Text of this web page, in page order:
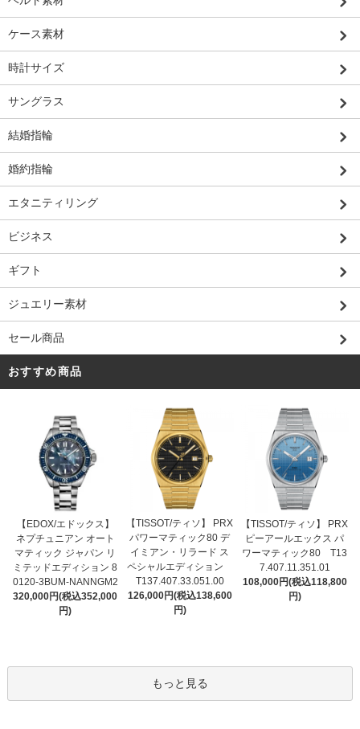
ケース素材
時計サイズ
サングラス
結婚指輪
婚約指輪
エタニティリング
ビジネス
ギフト
ジュエリー素材
セール商品
おすすめ商品
【EDOX/エドックス】
ネプチュニアン オート
マティック ジャパン リ
ミテッドエディション 8
0120-3BUM-NANNGM2
320,000円(税込352,000
円)
【TISSOT/ティソ】 PRX
パワーマティック80 デ
イミアン・リラード ス
ペシャルエディション
T137.407.33.051.00
126,000円(税込138,600
円)
【TISSOT/ティソ】 PRX
ピーアールエックス パ
ワーマティック80 T13
7.407.11.351.01
108,000円(税込118,800
円)
もっと見る